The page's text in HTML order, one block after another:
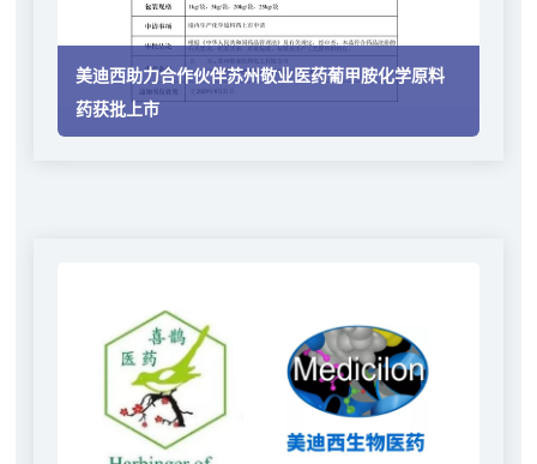
美迪西助力合作伙伴苏州敬业医药葡甲胺化学原料
药获批上市